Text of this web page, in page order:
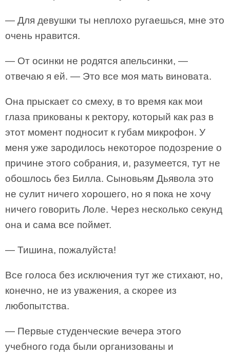
— Для девушки ты неплохо ругаешься, мне это
очень нравится.
— От осинки не родятся апельсинки, —
отвечаю я ей. — Это все моя мать виновата.
Она прыскает со смеху, в то время как мои
глаза прикованы к ректору, который как раз в
этот момент подносит к губам микрофон. У
меня уже зародилось некоторое подозрение о
причине этого собрания, и, разумеется, тут не
обошлось без Билла. Сыновьям Дьявола это
не сулит ничего хорошего, но я пока не хочу
ничего говорить Лоле. Через несколько секунд
она и сама все поймет.
— Тишина, пожалуйста!
Все голоса без исключения тут же стихают, но,
конечно, не из уважения, а скорее из
любопытства.
— Первые студенческие вечера этого
учебного года были организованы и